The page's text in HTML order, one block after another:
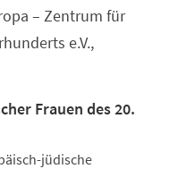
– Zentrum für
e.V.,
Frauen des 20.
jüdische